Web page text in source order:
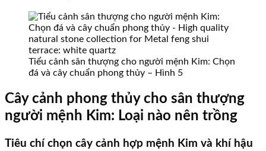
Tiểu cảnh sân thượng cho người mệnh Kim: Chọn
đá và cây chuẩn phong thủy – Hình 5
Cây cảnh phong thủy cho sân thượng
người mệnh Kim: Loại nào nên trồng
Tiêu chí chọn cây cảnh hợp mệnh Kim và khí hậu